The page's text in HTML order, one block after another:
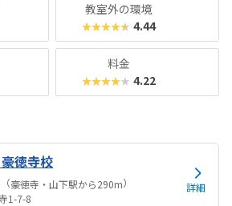
教室外の環境
★★★★★ 4.44
料金
★★★★★ 4.22
徳寺校
（豪徳寺・山下駅から290m）
1-7-8
詳細